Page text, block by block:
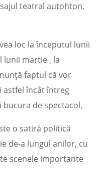
teatral autohton,
loc la începutul lunii
lunii martie , la
faptul că vor
astfel încât întreg
de spectacol.
o satiră politică
de-a lungul anilor, cu
scenele importante